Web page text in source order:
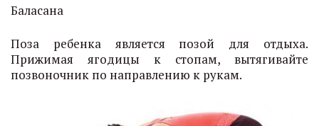
Баласана
Поза ребенка является позой для отдыха.
Прижимая ягодицы к стопам, вытягивайте
позвоночник по направлению к рукам.